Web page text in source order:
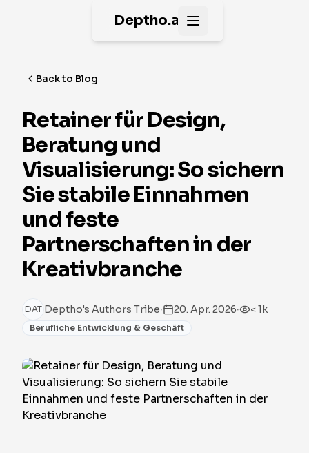
Deptho.ai Open main menu
Back to Blog
Retainer für Design,
Beratung und
Visualisierung: So sichern
Sie stabile Einnahmen
und feste
Partnerschaften in der
Kreativbranche
DAT Deptho's Authors Tribe· 20. Apr. 2026· < 1k
Berufliche Entwicklung & Geschäft